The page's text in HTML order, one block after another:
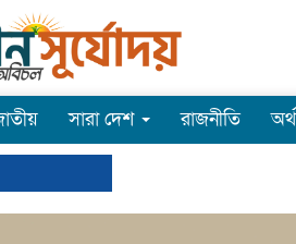
সারা দেশ রাজনীতি